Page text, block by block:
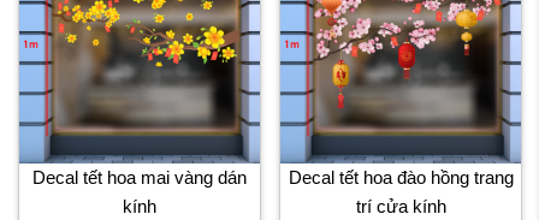
Decal tết hoa mai vàng dán
kính
Decal tết hoa đào hồng trang
trí cửa kính